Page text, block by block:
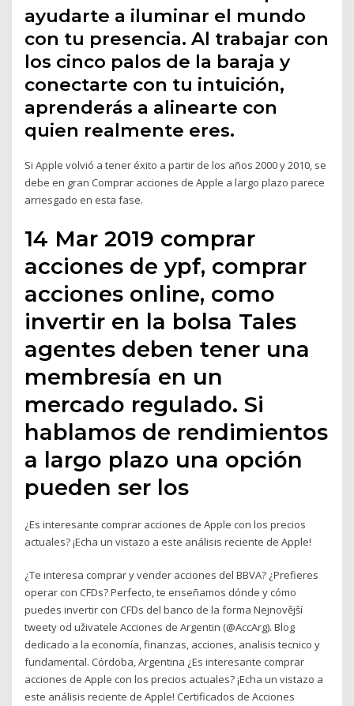
ayudarte a iluminar el mundo
con tu presencia. Al trabajar con
los cinco palos de la baraja y
conectarte con tu intuición,
aprenderás a alinearte con
quien realmente eres.
Si Apple volvió a tener éxito a partir de los años 2000 y 2010, se
debe en gran Comprar acciones de Apple a largo plazo parece
arriesgado en esta fase.
14 Mar 2019 comprar
acciones de ypf, comprar
acciones online, como
invertir en la bolsa Tales
agentes deben tener una
membresía en un
mercado regulado. Si
hablamos de rendimientos
a largo plazo una opción
pueden ser los
¿Es interesante comprar acciones de Apple con los precios
actuales? ¡Echa un vistazo a este análisis reciente de Apple!
¿Te interesa comprar y vender acciones del BBVA? ¿Prefieres
operar con CFDs? Perfecto, te enseñamos dónde y cómo
puedes invertir con CFDs del banco de la forma Nejnovější
tweety od uživatele Acciones de Argentin (@AccArg). Blog
dedicado a la economía, finanzas, acciones, analisis tecnico y
fundamental. Córdoba, Argentina ¿Es interesante comprar
acciones de Apple con los precios actuales? ¡Echa un vistazo a
este análisis reciente de Apple! Certificados de Acciones